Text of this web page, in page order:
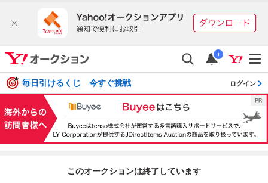
i
毎日引けるくじ 今すぐ挑戦 ログイン
このオークションは終了しています